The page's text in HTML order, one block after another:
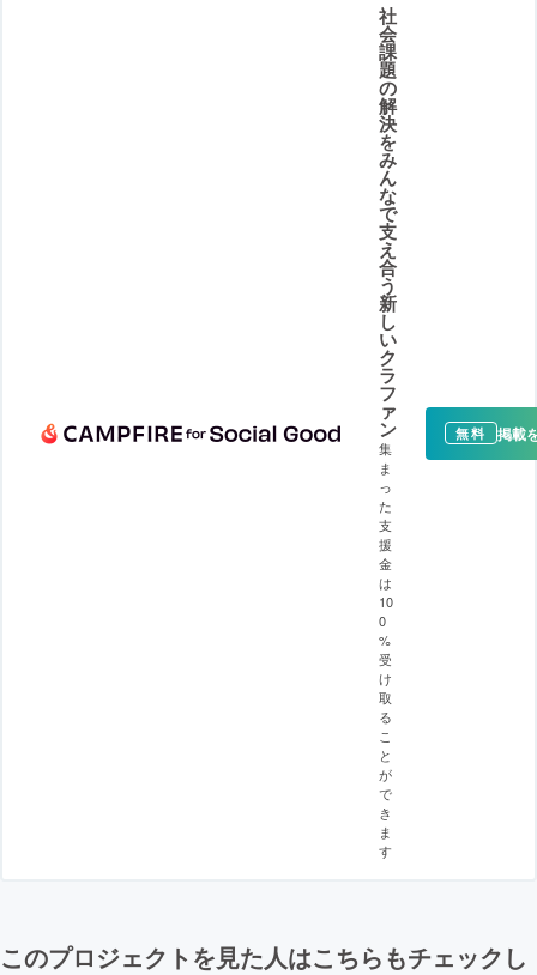
社
会
課
題
の
解
決
を
み
ん
な
で
支
え
合
う
新
し
い
ク
ラ
フ
ァ
ン
集
ま
っ
た
支
援
金
は
10
0
%
受
け
取
る
こ
と
が
で
き
ま
す
無料 掲載
このプロジェクトを見た人はこちらもチェックし